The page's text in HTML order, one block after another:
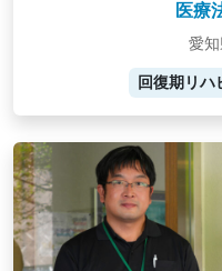
医療
愛
回復期リハ